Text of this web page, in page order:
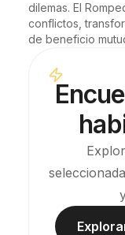
dilemas. El
conflictos,
de beneficio